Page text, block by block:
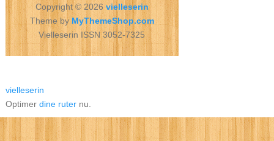
Copyright © 2026 vielleserin
Theme byMyThemeShop.com
Vielleserin ISSN 3052-7325
vielleserin
Optimer dine ruternu.